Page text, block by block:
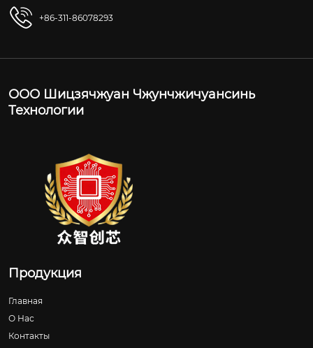
+86-311-86078293
ООО Шицзячжуан Чжунчжичуансинь
Технологии
Продукция
Главная
О Нас
Контакты